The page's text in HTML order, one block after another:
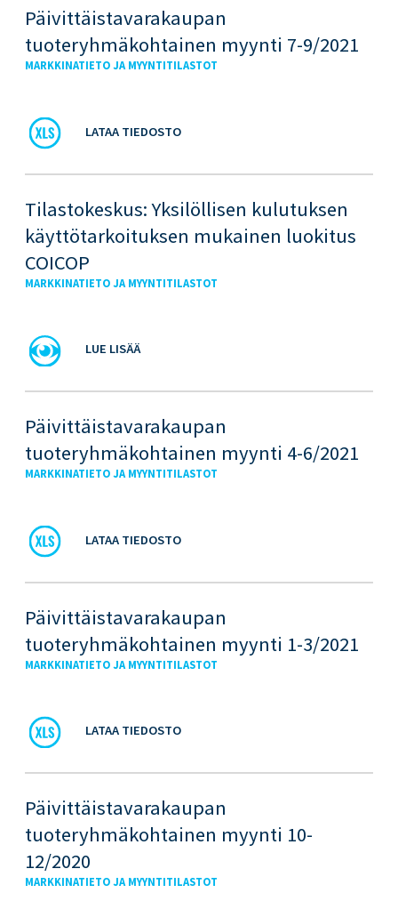
Päivittäistavarakaupan
tuoteryhmäkohtainen myynti 7-9/2021
MARKKINATIETO JA MYYNTITILASTOT
LATAA TIEDOSTO
Tilastokeskus: Yksilöllisen kulutuksen
käyttötarkoituksen mukainen luokitus
COICOP
MARKKINATIETO JA MYYNTITILASTOT
LUE LISÄÄ
Päivittäistavarakaupan
tuoteryhmäkohtainen myynti 4-6/2021
MARKKINATIETO JA MYYNTITILASTOT
LATAA TIEDOSTO
Päivittäistavarakaupan
tuoteryhmäkohtainen myynti 1-3/2021
MARKKINATIETO JA MYYNTITILASTOT
LATAA TIEDOSTO
Päivittäistavarakaupan
tuoteryhmäkohtainen myynti 10-
12/2020
MARKKINATIETO JA MYYNTITILASTOT